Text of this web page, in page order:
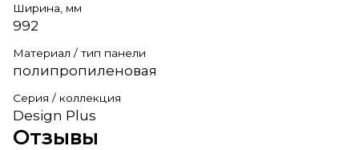
Ширина, мм
992
Материал / тип панели
полипропиленовая
Серия / коллекция
Design Plus
Отзывы